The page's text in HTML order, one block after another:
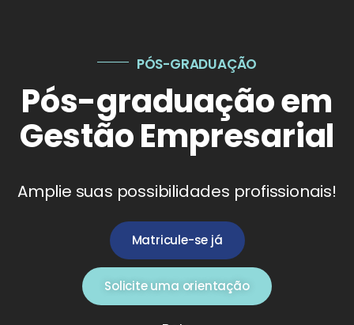
PÓS-GRADUAÇÃO
Pós-graduação em
Gestão Empresarial
Amplie suas possibilidades profissionais!
Matricule-se já
Solicite uma orientação